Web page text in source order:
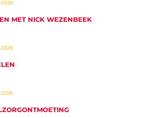
MET NICK WEZENBEEK